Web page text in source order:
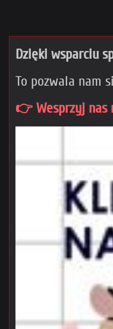
Dzięki wsparciu
To pozwala nam
👉 Wesprzyj nas